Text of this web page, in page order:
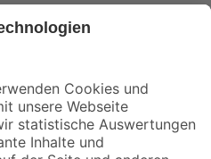
und Aktionen mehr verpassen!